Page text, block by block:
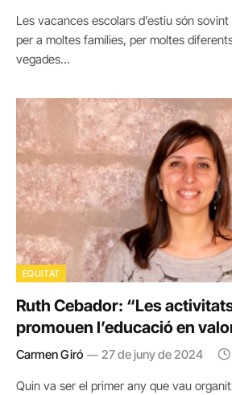
Les vacances escolars d’estiu són
per a moltes famílies, per moltes
vegades…
EQUITAT
Ruth Cebador: “Les
promouen l’educació en
Carmen Giró 27 de juny de 2024
Quin va ser el primer any que vau